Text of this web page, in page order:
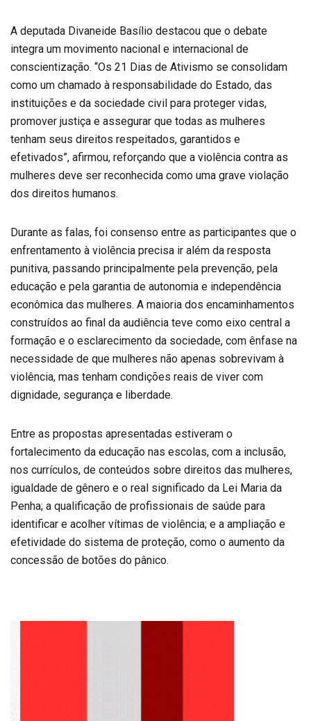
A deputada Divaneide Basílio destacou que o debate
integra um movimento nacional e internacional de
conscientização. “Os 21 Dias de Ativismo se consolidam
como um chamado à responsabilidade do Estado, das
instituições e da sociedade civil para proteger vidas,
promover justiça e assegurar que todas as mulheres
tenham seus direitos respeitados, garantidos e
efetivados”, afirmou, reforçando que a violência contra as
mulheres deve ser reconhecida como uma grave violação
dos direitos humanos.
Durante as falas, foi consenso entre as participantes que o
enfrentamento à violência precisa ir além da resposta
punitiva, passando principalmente pela prevenção, pela
educação e pela garantia de autonomia e independência
econômica das mulheres. A maioria dos encaminhamentos
construídos ao final da audiência teve como eixo central a
formação e o esclarecimento da sociedade, com ênfase na
necessidade de que mulheres não apenas sobrevivam à
violência, mas tenham condições reais de viver com
dignidade, segurança e liberdade.
Entre as propostas apresentadas estiveram o
fortalecimento da educação nas escolas, com a inclusão,
nos currículos, de conteúdos sobre direitos das mulheres,
igualdade de gênero e o real significado da Lei Maria da
Penha; a qualificação de profissionais de saúde para
identificar e acolher vítimas de violência; e a ampliação e
efetividade do sistema de proteção, como o aumento da
concessão de botões do pânico.